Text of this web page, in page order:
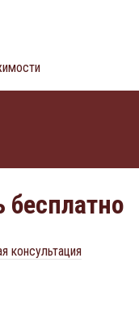
консультация